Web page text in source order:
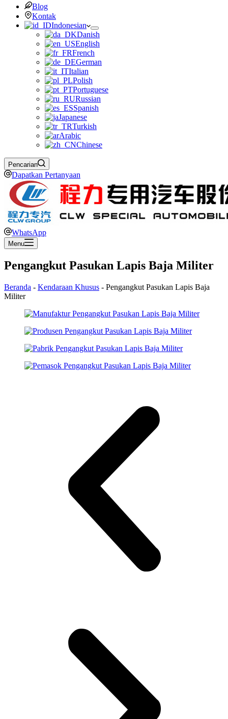
Blog
Kontak
Indonesian
Danish
English
French
German
Italian
Polish
Portuguese
Russian
Spanish
Japanese
Turkish
Arabic
Chinese
Pencarian
Dapatkan Pertanyaan
WhatsApp
Menu
Pengangkut Pasukan Lapis Baja Militer
Beranda - Kendaraan Khusus - Pengangkut Pasukan Lapis Baja
Militer